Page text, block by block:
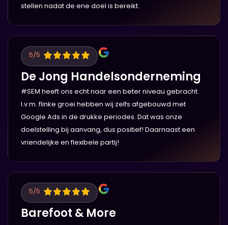
stellen nadat de ene doel is bereikt.
5/5
De Jong Handelsonderneming
#SEM heeft ons echt naar een beter niveau gebracht.
I.v.m. flinke groei hebben wij zelfs afgebouwd met
Google Ads in de drukke periodes. Dat was onze
doelstelling bij aanvang, dus positief! Daarnaast een
vriendelijke en flexibele partij!
5/5
Barefoot & More